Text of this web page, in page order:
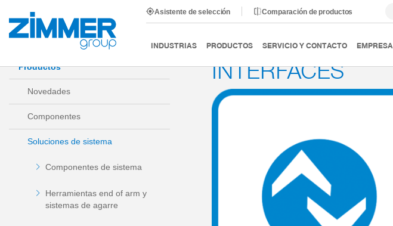
Asistente de selección Comparación de productos
INDUSTRIAS PRODUCTOS SERVICIO Y CONTACTO EMPRESA
Inicio Productos Soluciones de sistema Robótica móvil y sistemas de transporte
Productos
Novedades
Componentes
Soluciones de sistema
Componentes de sistema
Herramientas end of arm y
sistemas de agarre
INTERFACES